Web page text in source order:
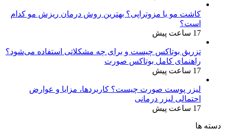
کاشت مو یا مزوتراپی؟ بهترین روش درمان ریزش مو کدام
است؟
17 ساعت پیش
تزریق بوتاکس چیست و برای چه مشکلاتی استفاده می‌شود؟
راهنمای کامل بوتاکس صورت
17 ساعت پیش
لیزر پوست صورت چیست؟ کاربردها، مزایا و عوارض
احتمالی لیزر درمانی
17 ساعت پیش
دسته ها